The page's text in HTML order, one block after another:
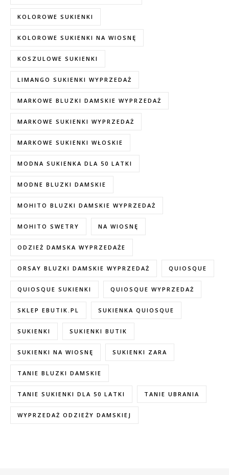
KOLOROWE SUKIENKI
KOLOROWE SUKIENKI NA WIOSNĘ
KOSZULOWE SUKIENKI
LIMANGO SUKIENKI WYPRZEDAŻ
MARKOWE BLUZKI DAMSKIE WYPRZEDAŻ
MARKOWE SUKIENKI WYPRZEDAŻ
MARKOWE SUKIENKI WŁOSKIE
MODNA SUKIENKA DLA 50 LATKI
MODNE BLUZKI DAMSKIE
MOHITO BLUZKI DAMSKIE WYPRZEDAŻ
MOHITO SWETRY NA WIOSNĘ
ODZIEŻ DAMSKA WYPRZEDAŻE
ORSAY BLUZKI DAMSKIE WYPRZEDAŻ QUIOSQUE
QUIOSQUE SUKIENKI QUIOSQUE WYPRZEDAŻ
SKLEP EBUTIK.PL SUKIENKA QUIOSQUE
SUKIENKI SUKIENKI BUTIK
SUKIENKI NA WIOSNĘ SUKIENKI ZARA
TANIE BLUZKI DAMSKIE
TANIE SUKIENKI DLA 50 LATKI TANIE UBRANIA
WYPRZEDAŻ ODZIEŻY DAMSKIEJ